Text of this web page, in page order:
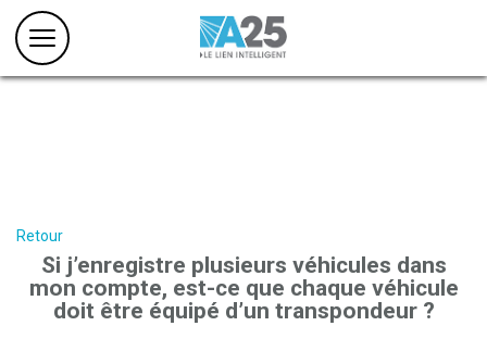
Retour
Si j’enregistre plusieurs véhicules dans
mon compte, est-ce que chaque véhicule
doit être équipé d’un transpondeur ?